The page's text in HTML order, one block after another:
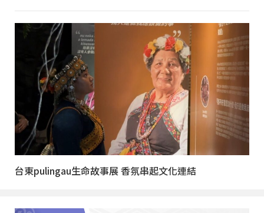
台東pulingau生命故事展 香氛串起文化連結